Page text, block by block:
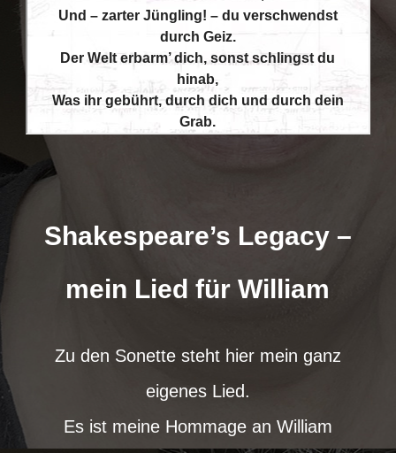
Shakespeare’s Legacy –
mein Lied für William
Zu den Sonette steht hier mein ganz
eigenes Lied.
Es ist meine Hommage an William